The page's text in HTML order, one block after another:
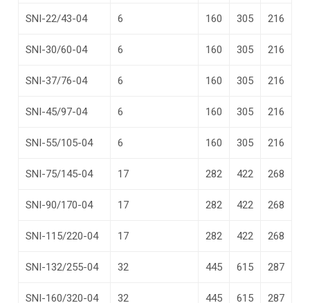
SNI-22/43-04 6 160 305 216
SNI-30/60-04 6 160 305 216
SNI-37/76-04 6 160 305 216
SNI-45/97-04 6 160 305 216
SNI-55/105-04 6 160 305 216
SNI-75/145-04 17 282 422 268
SNI-90/170-04 17 282 422 268
SNI-115/220-04 17 282 422 268
SNI-132/255-04 32 445 615 287
SNI-160/320-04 32 445 615 287